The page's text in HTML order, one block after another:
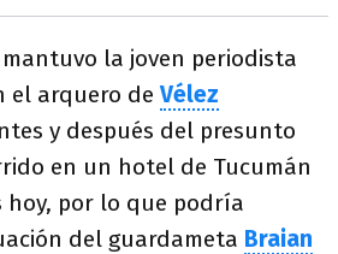
la joven periodista
el arquero deVélez
y después del presunto
en un hotel de Tucumán
por lo que podría
del guardameta Braian